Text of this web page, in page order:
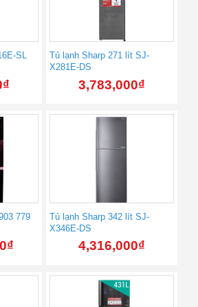
SL
₫
Tủ lạnh Sharp 271 lít SJ-
X281E-DS
3,783,000₫
779
₫
Tủ lạnh Sharp 342 lít SJ-
X346E-DS
4,316,000₫